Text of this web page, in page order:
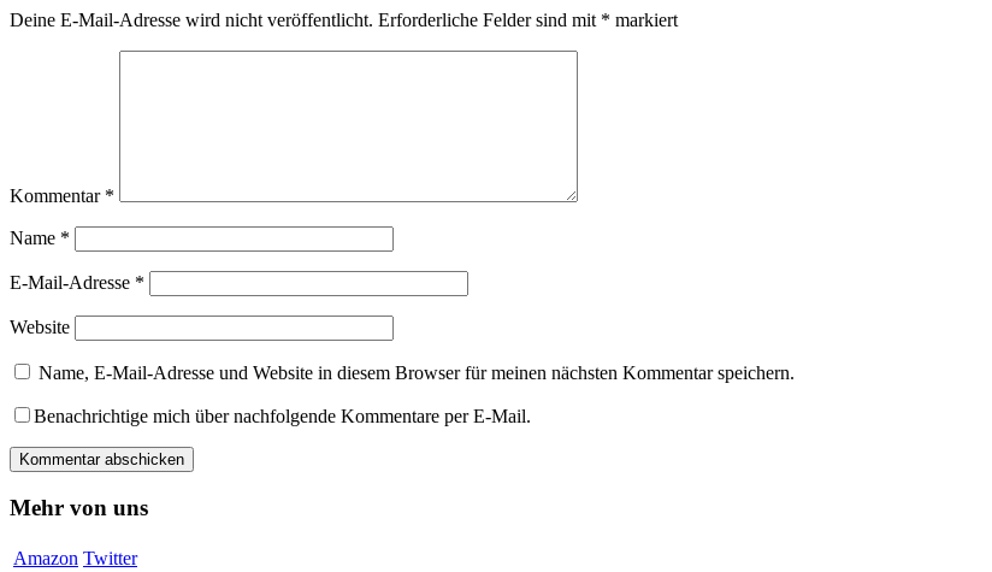
Deine E-Mail-Adresse wird nicht veröffentlicht. Erforderliche Felder sind mit * markiert
Kommentar *
Name *
E-Mail-Adresse *
Website
Name, E-Mail-Adresse und Website in diesem Browser für meinen nächsten Kommentar speichern.
Benachrichtige mich über nachfolgende Kommentare per E-Mail.
Mehr von uns
Amazon Twitter